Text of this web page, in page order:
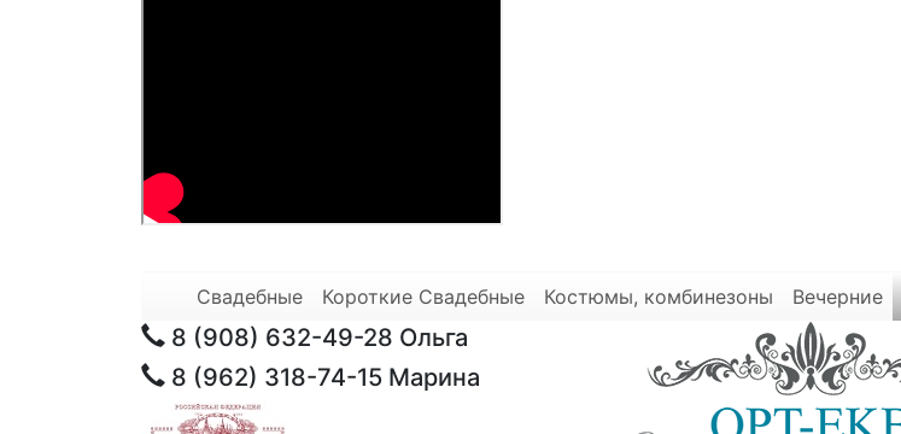
Свадебные Короткие Свадебные Костюмы, комбинезоны Вечерние
8 (908) 632-49-28 Ольга
8 (962) 318-74-15 Марина